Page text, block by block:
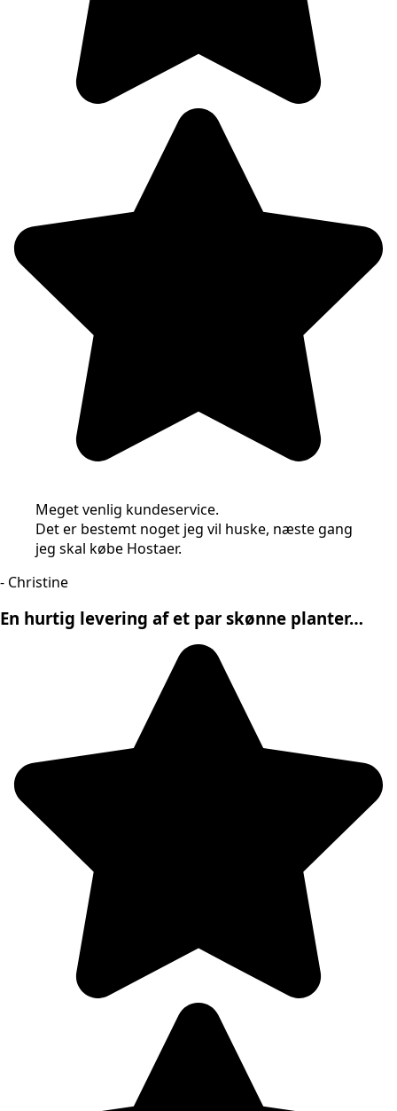
Meget venlig kundeservice.
Det er bestemt noget jeg vil huske, næste gang
jeg skal købe Hostaer.
- Christine
En hurtig levering af et par skønne planter…